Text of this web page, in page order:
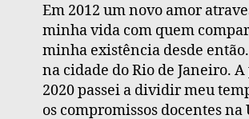
Em 2012 um novo amor
minha vida com quem
minha existência desde
na cidade do Rio de Janeiro.
2020 passei a dividir meu
os compromissos docentes na